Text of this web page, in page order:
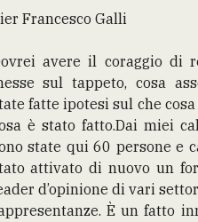
Francesco Galli
avere il coraggio di
sul tappeto, cosa
fatte ipotesi sul che
è stato fatto.Dai miei
state qui 60 persone e
attivato di nuovo un
d’opinione di vari
È un fatto